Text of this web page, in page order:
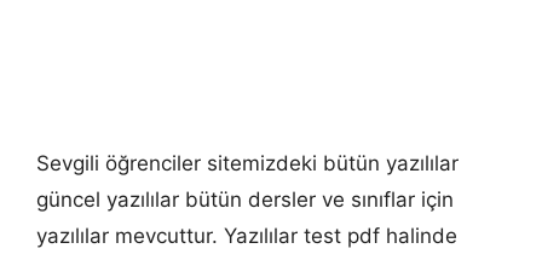
Sevgili öğrenciler sitemizdeki bütün yazılılar
güncel yazılılar bütün dersler ve sınıflar için
yazılılar mevcuttur. Yazılılar test pdf halinde